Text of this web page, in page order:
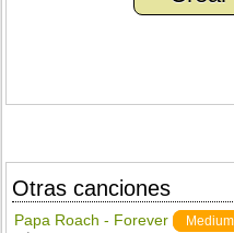
Otras canciones
Papa Roach - Forever Medium